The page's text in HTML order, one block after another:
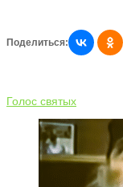
Поделиться:
Голос святых